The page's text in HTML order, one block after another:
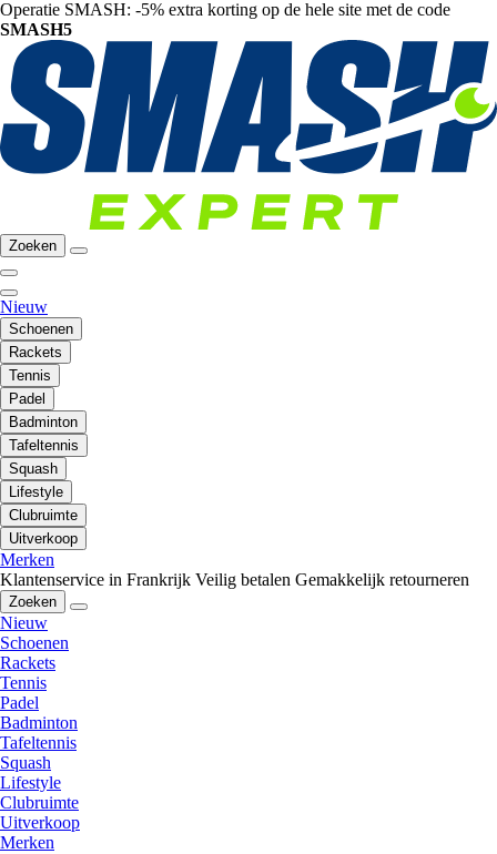
Operatie SMASH: -5% extra korting op de hele site met de code
SMASH5
Zoeken
Nieuw
Schoenen
Rackets
Tennis
Padel
Badminton
Tafeltennis
Squash
Lifestyle
Clubruimte
Uitverkoop
Merken
Klantenservice in Frankrijk Veilig betalen Gemakkelijk retourneren
Zoeken
Nieuw
Schoenen
Rackets
Tennis
Padel
Badminton
Tafeltennis
Squash
Lifestyle
Clubruimte
Uitverkoop
Merken